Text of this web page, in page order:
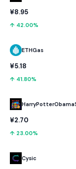
¥8.95
↑ 42.00%
ETHGas
¥5.18
↑ 41.80%
¥2.70
↑ 23.00%
Cysic